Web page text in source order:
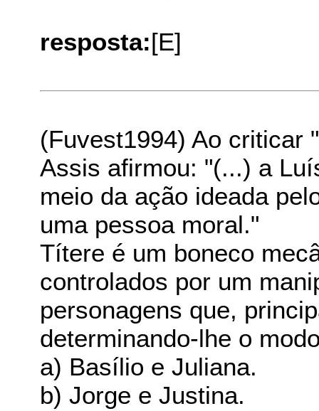
resposta:[E]
(Fuvest1994) Ao criticar
Assis afirmou: "(...) a
meio da ação ideada
uma pessoa moral."
Títere é um boneco
controlados por um
personagens que,
determinando-lhe o
a) Basílio e Juliana.
b) Jorge e Justina.